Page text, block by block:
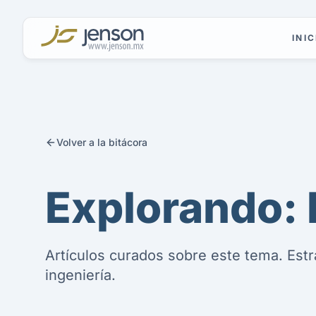
Volver a la bitácora
Explorando:
Artículos curados sobre este tema.
ingeniería.